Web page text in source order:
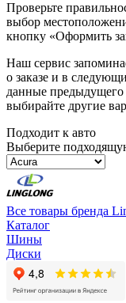
Проверьте
выбор
кнопку «Оформить
Наш сервис
о заказе и в
данные предыдущего
выбирайте другие
Подходит к авто
Выберите
Все товары бренда
Каталог
Шины
Диски